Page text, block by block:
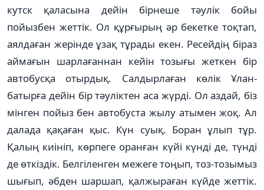
кутск қаласына дейін бірнеше тәулік бойы
пойызбен жеттік. Ол құрғырың әр бекетке тоқтап,
аялдаған жерінде ұзақ тұрады екен. Ресейдің біраз
аймағын шарлағаннан кейін тозығы жеткен бір
автобусқа отырдық. Сал­дырлаған көлік Ұлан-
батырға дейін бір тәуліктен аса жүрді. Ол аз­дай, біз
мінген пойыз бен автобуста жылу атымен жоқ. Ал
далада қақаған қыс. Күн суық. Боран ұлып тұр.
Қалың киініп, көрпеге оранған күйі күнді де, түнді
де өткіздік. Белгіленген межеге тоңып, тоз-тозымыз
шығып, әбден шар­шап, қалжыраған күйде жеттік.